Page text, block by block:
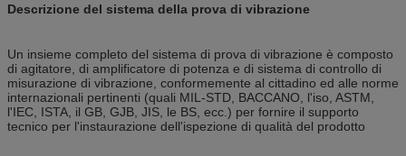
Descrizione del sistema della prova di vibrazione
Un insieme completo del sistema di prova di vibrazione è composto
di agitatore, di amplificatore di potenza e di sistema di controllo di
misurazione di vibrazione, conformemente al cittadino ed alle norme
internazionali pertinenti (quali MIL-STD, BACCANO, l'iso, ASTM,
l'IEC, ISTA, il GB, GJB, JIS, le BS, ecc.) per fornire il supporto
tecnico per l'instaurazione dell'ispezione di qualità del prodotto